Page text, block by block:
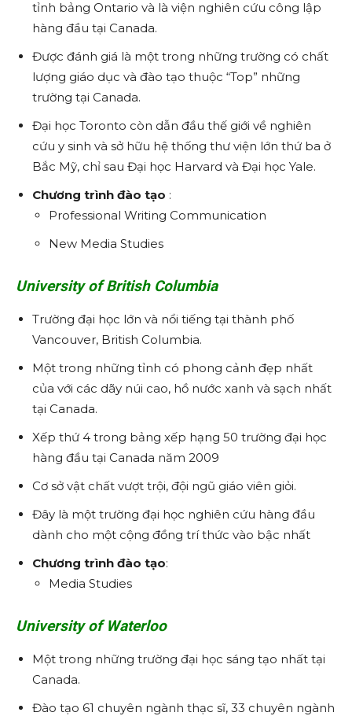
tỉnh bảng Ontario và là viện nghiên cứu công lập
hàng đầu tại Canada.
Được đánh giá là một trong những trường có chất
lượng giáo dục và đào tạo thuộc “Top” những
trường tại Canada.
Đại học Toronto còn dẫn đầu thế giới về nghiên
cứu y sinh và sở hữu hệ thống thư viện lớn thứ ba ở
Bắc Mỹ, chỉ sau Đại học Harvard và Đại học Yale.
Chương trình đào tạo :
Professional Writing Communication
New Media Studies
University of British Columbia
Trường đại học lớn và nổi tiếng tại thành phố
Vancouver, British Columbia.
Một trong những tỉnh có phong cảnh đẹp nhất
của với các dãy núi cao, hồ nước xanh và sạch nhất
tại Canada.
Xếp thứ 4 trong bảng xếp hạng 50 trường đại học
hàng đầu tại Canada năm 2009
Cơ sở vật chất vượt trội, đội ngũ giáo viên giỏi.
Đây là một trường đại học nghiên cứu hàng đầu
dành cho một cộng đồng trí thức vào bậc nhất
Chương trình đào tạo:
Media Studies
University of Waterloo
Một trong những trường đại học sáng tạo nhất tại
Canada.
Đào tạo 61 chuyên ngành thạc sĩ, 33 chuyên ngành